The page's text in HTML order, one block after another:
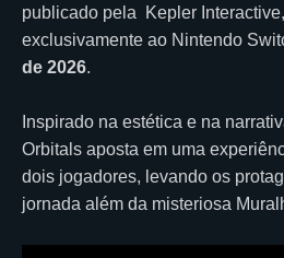
publicado pela Kepler
exclusivamente ao Nintendo
de 2026.
Inspirado na estética e na
Orbitals aposta em uma
dois jogadores, levando os
jornada além da misteriosa